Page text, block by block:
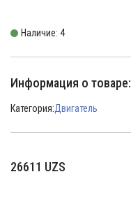
Наличие: 4
Информация о товаре:
Категория:Двигатель
26611 UZS